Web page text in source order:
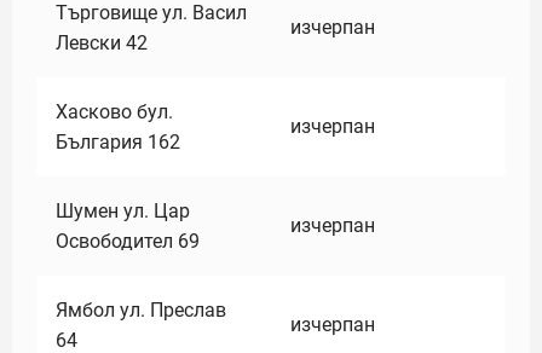
Търговище ул. Васил
Левски 42
изчерпан
Хасково бул.
България 162
изчерпан
Шумен ул. Цар
Освободител 69
изчерпан
Ямбол ул. Преслав
64
изчерпан